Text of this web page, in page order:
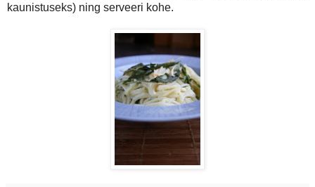
kaunistuseks) ning serveeri kohe.